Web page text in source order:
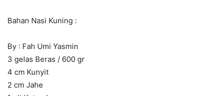
Bahan Nasi Kuning :
By : Fah Umi Yasmin
3 gelas Beras / 600 gr
4 cm Kunyit
2 cm Jahe